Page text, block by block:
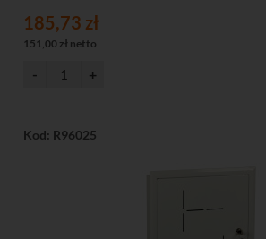
185,73 zł
151,00 zł netto
Kod: R96025